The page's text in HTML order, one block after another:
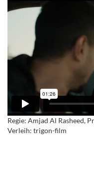
Regie: Amjad Al Rasheed,
Verleih: trigon-film